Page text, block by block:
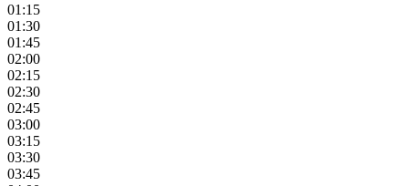
01:15
01:30
01:45
02:00
02:15
02:30
02:45
03:00
03:15
03:30
03:45